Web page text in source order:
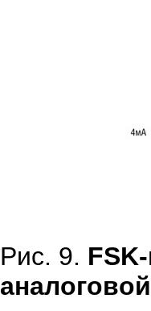
Рис. 9.